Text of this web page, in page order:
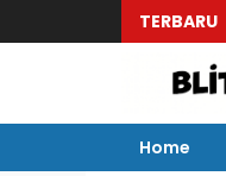
TERBARU
Home